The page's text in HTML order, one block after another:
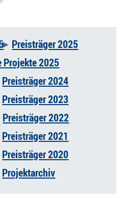
Preisträger 2025
Projekte 2025
Preisträger 2024
Preisträger 2023
Preisträger 2022
Preisträger 2021
Preisträger 2020
Projektarchiv